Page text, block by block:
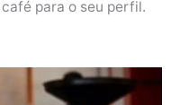
para o seu perfil.